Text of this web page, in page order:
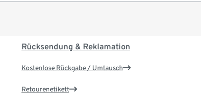
Rücksendung & Reklamation
Kostenlose Rückgabe / Umtausch
Retourenetikett